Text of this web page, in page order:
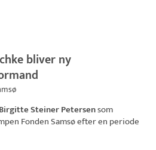
bliver ny
Birgitte Steiner Petersensom
Fonden Samsøefter en periode